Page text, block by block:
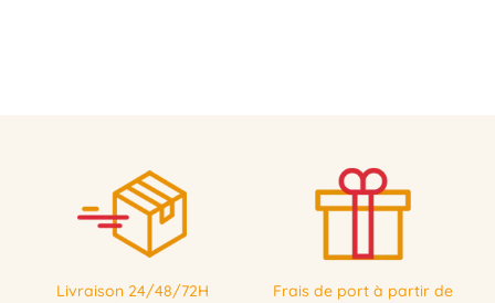
Livraison 24/48/72H
Frais de port à partir de